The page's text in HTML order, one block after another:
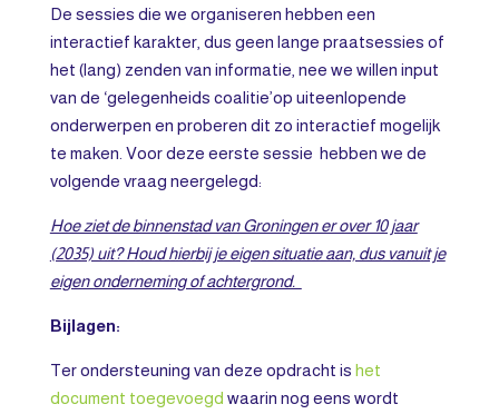
De sessies die we organiseren hebben een
interactief karakter, dus geen lange praatsessies of
het (lang) zenden van informatie, nee we willen input
van de ‘gelegenheids coalitie’op uiteenlopende
onderwerpen en proberen dit zo interactief mogelijk
te maken. Voor deze eerste sessie hebben we de
volgende vraag neergelegd:
Hoe ziet de binnenstad van Groningen er over 10 jaar
(2035) uit? Houd hierbij je eigen situatie aan, dus vanuit je
eigen onderneming of achtergrond.
Bijlagen:
Ter ondersteuning van deze opdracht is het
document toegevoegd waarin nog eens wordt